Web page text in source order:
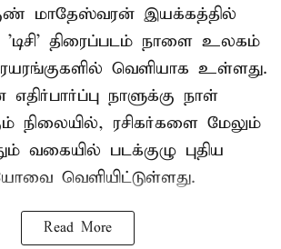
மாதேஸ்வரன் இயக்கத்தில்
'டிசி' திரைப்படம் நாளை உலகம்
வெளியாக உள்ளது.
நாளுக்கு நாள்
நிலையில், ரசிகர்களை மேலும்
வகையில் படக்குழு புதிய
வெளியிட்டுள்ளது.
Read More